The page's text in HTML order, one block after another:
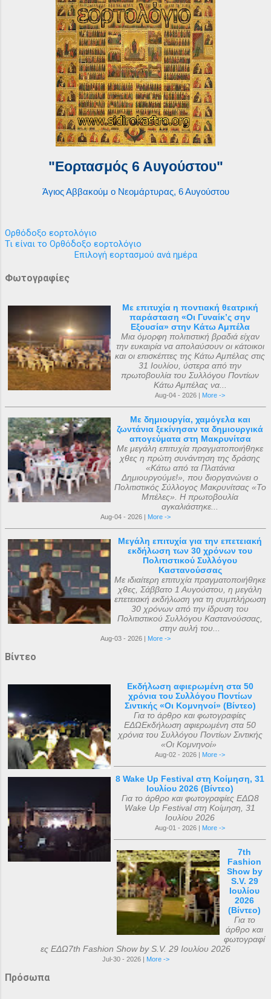
"Εορτασμός 6 Αυγούστου"
Άγιος Αββακούμ ο Νεομάρτυρας, 6 Αυγούστου
Ορθόδοξο εορτολόγιο
Τι είναι το Ορθόδοξο εορτολόγιο
Επιλογή εορτασμού ανά ημέρα
Φωτογραφίες
Με επιτυχία η ποντιακή θεατρική
παράσταση «Οι Γυναίκ’ς σην
Εξουσία» στην Κάτω Αμπέλα
Μια όμορφη πολιτιστική βραδιά είχαν
την ευκαιρία να απολαύσουν οι κάτοικοι
και οι επισκέπτες της Κάτω Αμπέλας στις
31 Ιουλίου, ύστερα από την
πρωτοβουλία του Συλλόγου Ποντίων
Κάτω Αμπέλας να...
Aug-04 - 2026 | More ->
Με δημιουργία, χαμόγελα και
ζωντάνια ξεκίνησαν τα δημιουργικά
απογεύματα στη Μακρυνίτσα
Με μεγάλη επιτυχία πραγματοποιήθηκε
χθες η πρώτη συνάντηση της δράσης
«Κάτω από τα Πλατάνια
Δημιουργούμε!», που διοργανώνει ο
Πολιτιστικός Σύλλογος Μακρυνίτσας «Το
Μπέλες». Η πρωτοβουλία
αγκαλιάστηκε...
Aug-04 - 2026 | More ->
Μεγάλη επιτυχία για την επετειακή
εκδήλωση των 30 χρόνων του
Πολιτιστικού Συλλόγου
Καστανούσσας
Με ιδιαίτερη επιτυχία πραγματοποιήθηκε
χθες, Σάββατο 1 Αυγούστου, η μεγάλη
επετειακή εκδήλωση για τη συμπλήρωση
30 χρόνων από την ίδρυση του
Πολιτιστικού Συλλόγου Καστανούσσας,
στην αυλή του...
Aug-03 - 2026 | More ->
Βίντεο
Εκδήλωση αφιερωμένη στα 50
χρόνια του Συλλόγου Ποντίων
Σιντικής «Οι Κομνηνοί» (Βίντεο)
Για το άρθρο και φωτογραφίες
ΕΔΩΕκδήλωση αφιερωμένη στα 50
χρόνια του Συλλόγου Ποντίων Σιντικής
«Οι Κομνηνοί»
Aug-02 - 2026 | More ->
8 Wake Up Festival στη Κοίμηση, 31
Ιουλίου 2026 (Βίντεο)
Για το άρθρο και φωτογραφίες ΕΔΩ8
Wake Up Festival στη Κοίμηση, 31
Ιουλίου 2026
Aug-01 - 2026 | More ->
7th
Fashion
Show by
S.V. 29
Ιουλίου
2026
(Βίντεο)
Για το
άρθρο και
φωτογραφί
ες ΕΔΩ7th Fashion Show by S.V. 29 Ιουλίου 2026
Jul-30 - 2026 | More ->
Πρόσωπα